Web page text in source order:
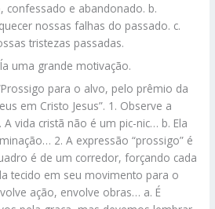
confessado e abandonado. b.
nossas falhas do passado. c.
tristezas passadas.
uma grande motivação.
para o alvo, pelo prêmio da
em Cristo Jesus”. 1. Observe a
A vida cristã não é um pic-nic… b. Ela
2. A expressão “prossigo” é
é de um corredor, forçando cada
tecido em seu movimento para o
ação, envolve obras… a. É